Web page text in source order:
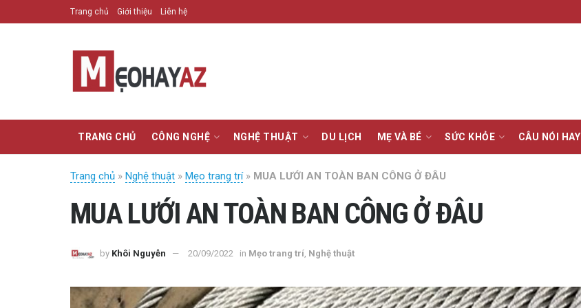
Trang chủ Giới thiệu Liên hệ
TRANG CHỦ CÔNG NGHỆ NGHỆ THUẬT DU LỊCH MẸ VÀ BÉ SỨC KHỎE CÂU NÓI HAY
Trang chủ » Nghệ thuật » Mẹo trang trí» MUA LƯỚI AN TOÀN BAN CÔNG Ở ĐÂU
MUA LƯỚI AN TOÀN BAN CÔNG Ở ĐÂU
by Khôi Nguyễn 20/09/2022 in Mẹo trang trí Nghệ thuật